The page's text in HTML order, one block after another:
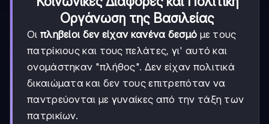
Οργάνωση της Βασιλείας
Οι πληβείοι δεν είχαν κανένα δεσμό με τους
πατρίκιους και τους πελάτες, γι' αυτό και
ονομάστηκαν "πλήθος". Δεν είχαν πολιτικά
δικαιώματα και δεν τους επιτρεπόταν να
παντρεύονται με γυναίκες από την τάξη των
πατρικίων.